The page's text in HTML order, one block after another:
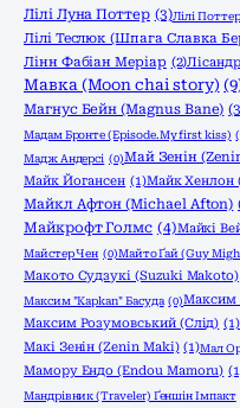
Лілі Луна Поттер (3)Лілі
Лілі Теслюк (Шпага Славка
Лінн Фабіан Меріар (2)
Мавка (Moon chai story)
Магнус Бейн (Magnus Bane)
Мадам Бронте (Episode.My first kiss)
Мадж Андерсі (0)Май Зенін
Майк Йогансен (1)Майк Хенлон
Майкл Афтон (Michael Afton)
Майкрофт Голмс (4)Майкі
Майстер Чен (0)Майто Ґай (Guy
Макото Судзукі (Suzuki Makoto)
Максим "Kapkan" Басуда (0)Максим
Максим Розумовський (Слід) (1)
Макі Зенін (Zenin Maki) (1)Мал
Мамору Ендо (Endou Mamoru)
Мандрівник (Traveler) Ґеншін Імпакт